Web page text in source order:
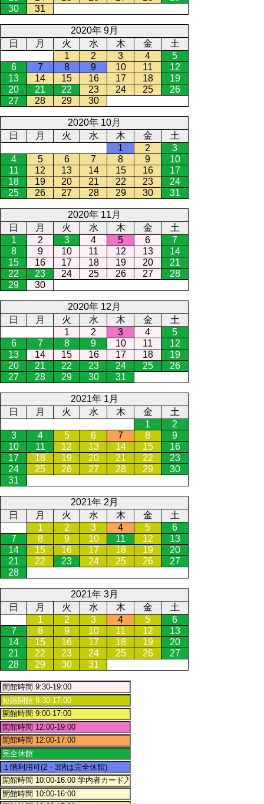
30
31
2020年 9月
日
月 火 水 木 金
土
1
2 3 4
5
6
7 8 9 10 11
12
13
14 15 16 17 18
19
20
21 22 23 24 25
26
27
28 29 30
2020年 10月
日
月 火 水 木 金
土
1
2
3
4
5 6 7 8 9
10
11
12 13 14 15 16
17
18
19 20 21 22 23
24
25
26 27 28 29 30 31
2020年 11月
日
月 火 水 木 金
土
1
2 3 4 5 6
7
8
9 10 11 12 13
14
15
16 17 18 19 20
21
22
23 24 25 26 27
28
29
30
2020年 12月
日
月 火 水 木 金
土
1
2 3 4
5
6
7 8 9 10 11
12
13
14 15 16 17 18
19
20
21 22 23 24 25
26
27
28 29 30 31
2021年 1月
日
月 火 水 木 金
土
1
2
3
4 5 6 7 8
9
10
11 12 13 14 15
16
17
18 19 20 21 22
23
24
25 26 27 28 29
30
31
2021年 2月
日
月 火 水 木 金
土
1
2 3 4 5
6
7
8 9 10 11 12
13
14
15 16 17 18 19
20
21
22 23 24 25 26
27
28
2021年 3月
日
月 火 水 木 金
土
1
2 3 4 5
6
7
8 9 10 11 12
13
14
15 16 17 18 19
20
21
22 23 24 25 26
27
28
29 30 31